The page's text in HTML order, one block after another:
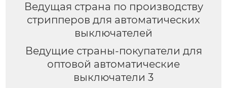
Ведущая страна по производству
стрипперов для автоматических
выключателей
Ведущие страны-покупатели для
оптовой автоматические
выключатели 3